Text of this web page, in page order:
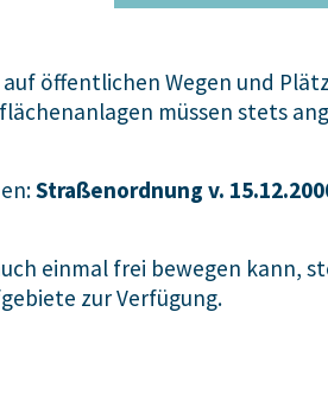
öffentlichen Wegen und
müssen stets
Straßenordnung v.
einmal frei bewegen kann,
zur Verfügung.